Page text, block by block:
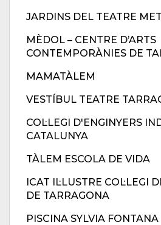
JARDINS DEL TEATRE
MÈDOL – CENTRE D’ARTS
CONTEMPORÀNIES DE
MAMATÀLEM
VESTÍBUL TEATRE
COL·LEGI D'ENGINYERS
CATALUNYA
TÀLEM ESCOLA DE VIDA
ICAT IL·LUSTRE COL·LEGI
DE TARRAGONA
PISCINA SYLVIA FONTANA